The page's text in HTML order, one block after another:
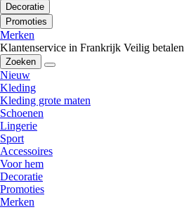
Decoratie
Promoties
Merken
Klantenservice in Frankrijk Veilig betalen
Zoeken
Nieuw
Kleding
Kleding grote maten
Schoenen
Lingerie
Sport
Accessoires
Voor hem
Decoratie
Promoties
Merken